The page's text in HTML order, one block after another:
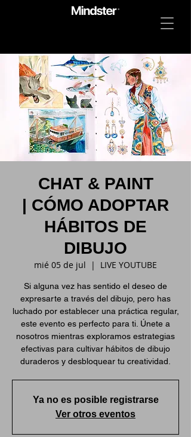
CHAT & PAINT
| CÓMO ADOPTAR
HÁBITOS DE
DIBUJO
mié 05 de jul
  |
LIVE YOUTUBE
Si alguna vez has sentido el deseo de
expresarte a través del dibujo, pero has
luchado por establecer una práctica regular,
este evento es perfecto para ti. Únete a
nosotros mientras exploramos estrategias
efectivas para cultivar hábitos de dibujo
duraderos y desbloquear tu creatividad.
Ya no es posible registrarse
Ver otros eventos